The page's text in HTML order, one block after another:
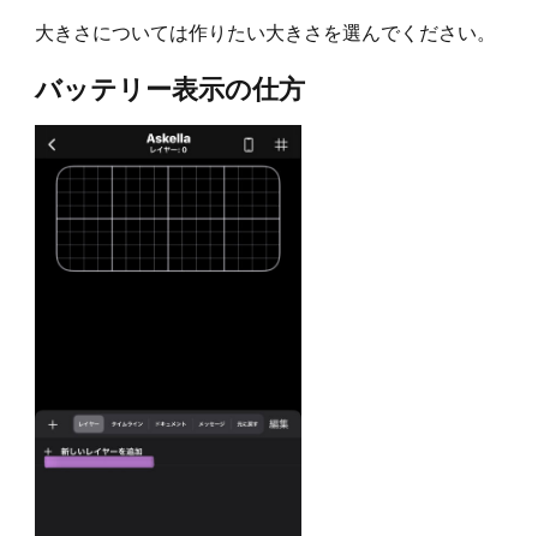
大きさについては作りたい大きさを選んでください。
バッテリー表示の仕方